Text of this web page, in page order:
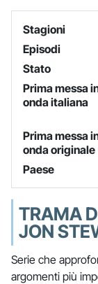
Stagioni
Episodi
Stato
Prima messa
onda italiana
Prima messa
onda originale
Paese
TRAMA
JON
Serie che
argomenti più